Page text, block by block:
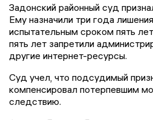
Задонский районный суд
Ему назначили три года
испытательным сроком пять
пять лет запретили
другие интернет-ресурсы.
Суд учел, что подсудимый
компенсировал потерпевшим
следствию.